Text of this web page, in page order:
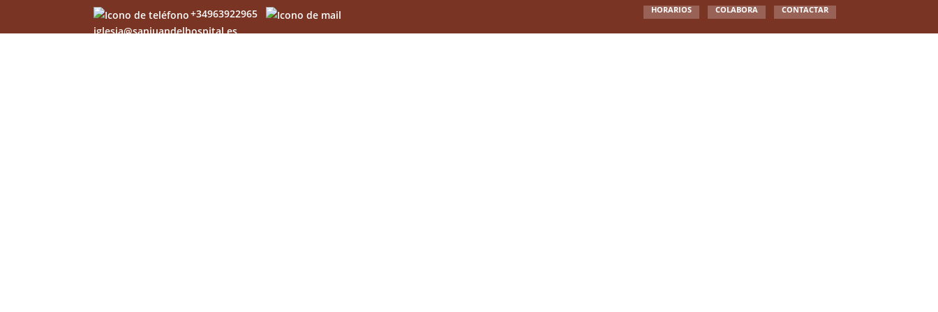
+34963922965
iglesia@sanjuandelhospital.es
HORARIOS COLABORA CONTACTAR